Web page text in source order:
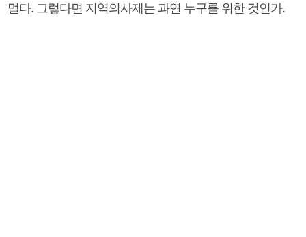
멀다. 그렇다면 지역의사제는 과연 누구를 위한 것인가.